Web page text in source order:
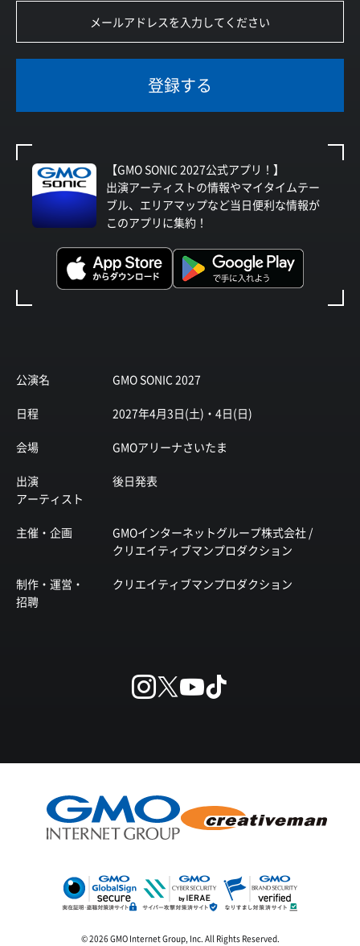
公演名 GMO SONIC 2027
日程 2027年4月3日(土)・4日(日)
会場 GMOアリーナさいたま
出演
アーティスト
後日発表
主催・企画
GMOインターネットグループ株式会社 /
クリエイティブマンプロダクション
制作・運営・
招聘
クリエイティブマンプロダクション
登録する
【GMO SONIC 2027公式アプリ！】
出演アーティストの情報やマイタイムテー
ブル、エリアマップなど当日便利な情報が
このアプリに集約！
© 2026 GMO Internet Group, Inc. All Rights Reserved.